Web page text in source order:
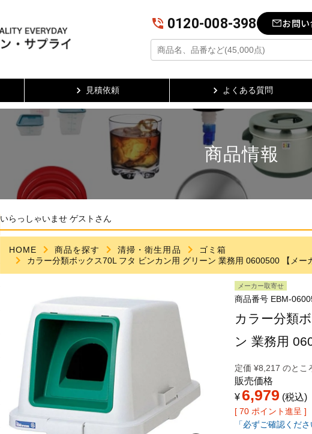
0120-008-398 お問
見積依頼 よくある質問
商品情報
いらっしゃいませ ゲストさん
HOME 商品を探す 清掃・衛生用品
ゴミ箱
カラー分類ボックス70L フタ ビンカン用 グリーン 業務用 0600500 【メー
メーカー取寄せ
商品番号 EBM-
カラー分類
ン 業務用
定価 ¥8,217 のとこ
販売価格
¥ 6,979 税込
[ 70 ポイント進呈 ]
「必ずご確認くだ